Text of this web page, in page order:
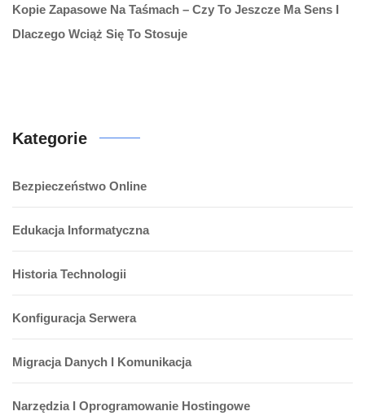
Kopie Zapasowe Na Taśmach – Czy To Jeszcze Ma Sens I
Dlaczego Wciąż Się To Stosuje
Kategorie
Bezpieczeństwo Online
Edukacja Informatyczna
Historia Technologii
Konfiguracja Serwera
Migracja Danych I Komunikacja
Narzędzia I Oprogramowanie Hostingowe